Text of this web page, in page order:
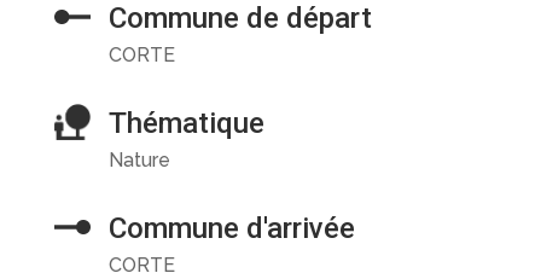
Commune de départ
CORTE
Thématique
Nature
Commune d'arrivée
CORTE